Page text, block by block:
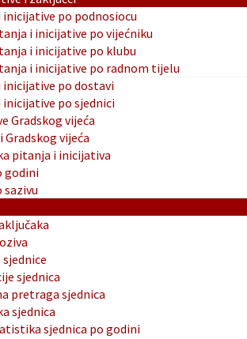
po podnosiocu
i inicijative po vijećniku
i inicijative po klubu
i inicijative po radnom tijelu
inicijative po dostavi
inicijative po sjednici
Gradskog vijeća
Gradskog vijeća
pitanja i inicijativa
godini
sazivu
sjednica
pretraga sjednica
sjednica
sjednica po godini